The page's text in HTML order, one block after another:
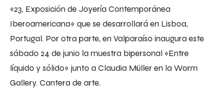
«23, Exposición de Joyería Contemporánea
Iberoamericana» que se desarrollará en Lisboa,
Portugal. Por otra parte, en Valparaíso inaugura este
sábado 24 de junio la muestra bipersonal «Entre
líquido y sólido» junto a Claudia Müller en la Worm
Gallery. Cantera de arte.